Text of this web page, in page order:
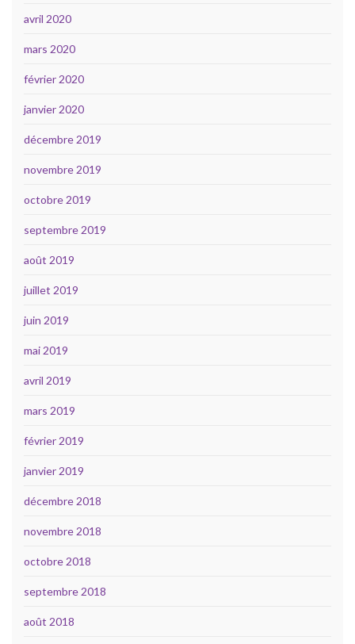
avril 2020
mars 2020
février 2020
janvier 2020
décembre 2019
novembre 2019
octobre 2019
septembre 2019
août 2019
juillet 2019
juin 2019
mai 2019
avril 2019
mars 2019
février 2019
janvier 2019
décembre 2018
novembre 2018
octobre 2018
septembre 2018
août 2018